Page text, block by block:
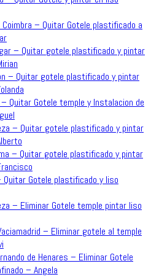
– Quitar Gotele plastificado a
– Quitar gotele plastificado y pintar
– Quitar gotele plastificado y pintar
Quitar Gotele temple y Instalacion de
– Quitar gotele plastificado y pintar
– Quitar gotele plastificado y pintar
Gotele plastificado y liso
– Eliminar Gotele temple pintar liso
– Eliminar gotele al temple
de Henares – Eliminar Gotele
– Angela